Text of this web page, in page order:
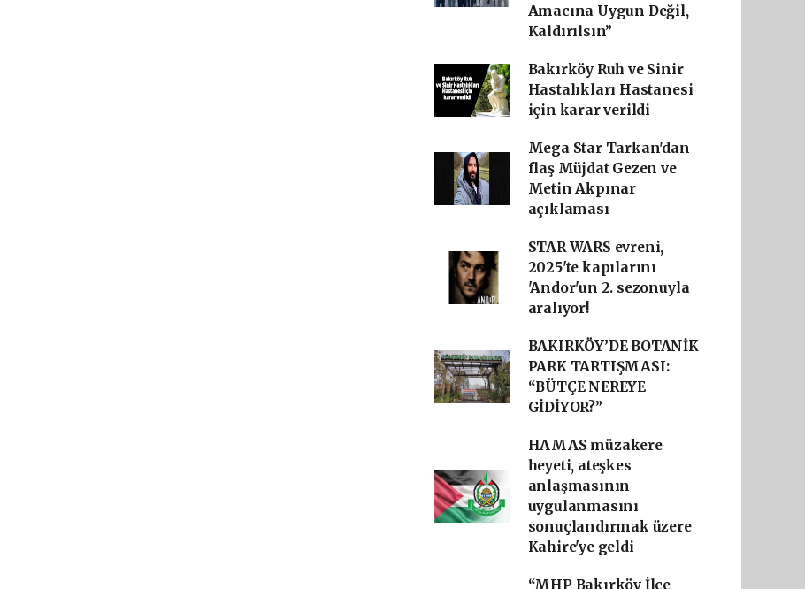
Amacına Uygun Değil,
Kaldırılsın”
Bakırköy Ruh ve Sinir
Hastalıkları Hastanesi
için karar verildi
Mega Star Tarkan'dan
flaş Müjdat Gezen ve
Metin Akpınar
açıklaması
STAR WARS evreni,
2025'te kapılarını
'Andor'un 2. sezonuyla
aralıyor!
BAKIRKÖY’DE BOTANİK
PARK TARTIŞMASI:
“BÜTÇE NEREYE
GİDİYOR?”
HAMAS müzakere
heyeti, ateşkes
anlaşmasının
uygulanmasını
sonuçlandırmak üzere
Kahire'ye geldi
“MHP Bakırköy İlçe